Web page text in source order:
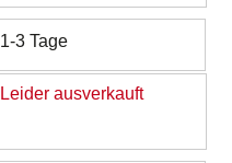
1-3 Tage
Leider ausverkauft